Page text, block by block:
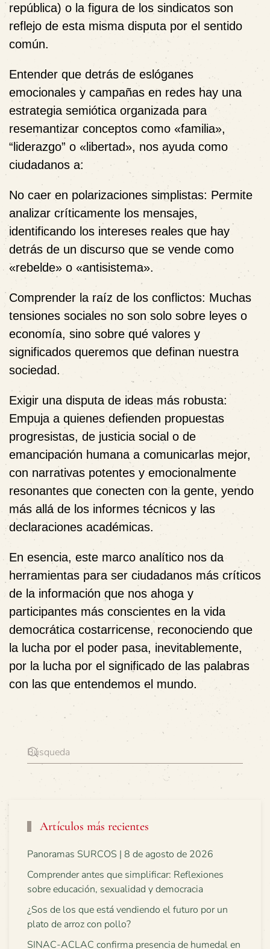
república) o la figura de los sindicatos son
reflejo de esta misma disputa por el sentido
común.
Entender que detrás de eslóganes
emocionales y campañas en redes hay una
estrategia semiótica organizada para
resemantizar conceptos como «familia»,
“liderazgo” o «libertad», nos ayuda como
ciudadanos a:
No caer en polarizaciones simplistas: Permite
analizar críticamente los mensajes,
identificando los intereses reales que hay
detrás de un discurso que se vende como
«rebelde» o «antisistema».
Comprender la raíz de los conflictos: Muchas
tensiones sociales no son solo sobre leyes o
economía, sino sobre qué valores y
significados queremos que definan nuestra
sociedad.
Exigir una disputa de ideas más robusta:
Empuja a quienes defienden propuestas
progresistas, de justicia social o de
emancipación humana a comunicarlas mejor,
con narrativas potentes y emocionalmente
resonantes que conecten con la gente, yendo
más allá de los informes técnicos y las
declaraciones académicas.
En esencia, este marco analítico nos da
herramientas para ser ciudadanos más críticos
de la información que nos ahoga y
participantes más conscientes en la vida
democrática costarricense, reconociendo que
la lucha por el poder pasa, inevitablemente,
por la lucha por el significado de las palabras
con las que entendemos el mundo.
Artículos más recientes
Panoramas SURCOS | 8 de agosto de 2026
Comprender antes que simplificar: Reflexiones
sobre educación, sexualidad y democracia
¿Sos de los que está vendiendo el futuro por un
plato de arroz con pollo?
SINAC-ACLAC confirma presencia de humedal en